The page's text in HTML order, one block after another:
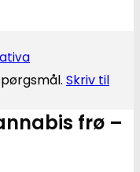
Skriv til
frø –